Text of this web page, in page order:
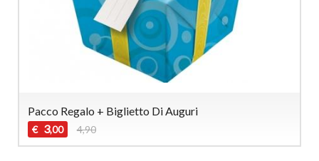
Pacco Regalo + Biglietto Di Auguri
€ 3,00 4,90